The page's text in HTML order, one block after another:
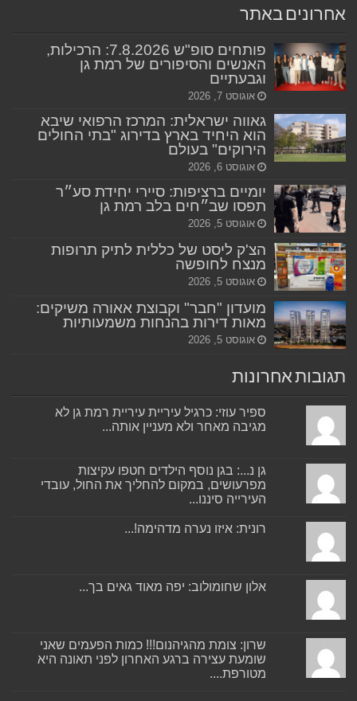
אחרונים באתר
פותחים סופ"ש 7.8.2026: הרכילות,
האנשים והסיפורים של רמת גן
וגבעתיים
אוגוסט 7, 2026
גאווה ישראלית: המרכז הרפואי שיבא
הוא היחיד בארץ בדירוג "בתי החולים
הירוקים" בעולם
אוגוסט 6, 2026
יומיים ברציפות: סיירי יחידת סע״ר
תפסו שב״חים בלב רמת גן
אוגוסט 5, 2026
הצ'ק ליסט של כללית לתיק תרופות
מנצח לחופשה
אוגוסט 5, 2026
מועדון "חבר" וקבוצת אאורה משיקים:
מאות דירות בהנחות משמעותיות
אוגוסט 5, 2026
תגובות אחרונות
ספיר עוזי: כרגיל עיריית עיריית רמת גן לא
מגיבה מאחר ולא מעניין אותה...
גן נ...: בגן נוסף הילדים חטפו עקיצות
מפרעושים, במקום להחליך את החול, עובדי
העירייה סיננו...
רונית: איזו נערה מדהימה!...
אלון שחומולוב: יפה מאוד גאים בך...
שרון: צומת מהגיהנום!!! כמות הפעמים שאני
שומעת עצירה ברגע האחרון לפני תאונה היא
מטורפת....